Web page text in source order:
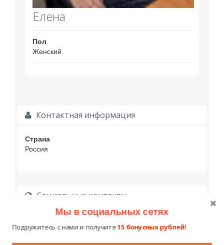
Елена
Пол
Женский
Контактная информация
Страна
Россия
Социальные контакты
Мы в социальных сетях
Подружитесь с нами и получите15 бонусных рублей!